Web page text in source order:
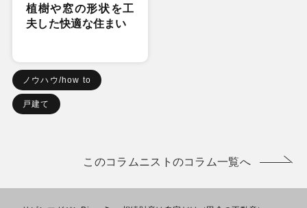
植樹や窓の形状を工
夫した快適な住まい
ノウハウ/how to
戸建て
このコラムニストのコラム一覧へ